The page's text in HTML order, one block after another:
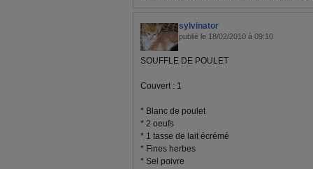
sylvinator
publié le 18/02/2010 à 09:10
SOUFFLE DE POULET
Couvert : 1
* Blanc de poulet
* 2 oeufs
* 1 tasse de lait écrémé
* Fines herbes
* Sel poivre